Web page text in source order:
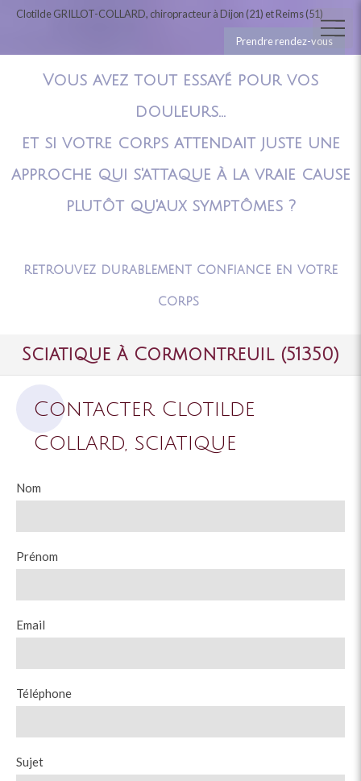
Clotilde GRILLOT-COLLARD, chiropracteur à Dijon (21) et Reims (51)
Prendre rendez-vous
Vous avez tout essayé pour vos
douleurs...
et si votre corps attendait juste une
approche qui s'attaque à la vraie cause
plutôt qu'aux symptômes ?
retrouvez durablement confiance en votre
corps
Sciatique à Cormontreuil (51350)
Contacter Clotilde
Collard, sciatique
Nom
Prénom
Email
Téléphone
Sujet